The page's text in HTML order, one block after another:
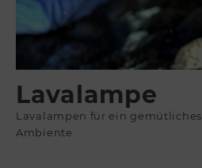
Lavalampe
Lavalampen für ein gemütliches
Ambiente